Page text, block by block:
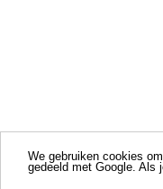
We gebruiken cookies
gedeeld met Google.